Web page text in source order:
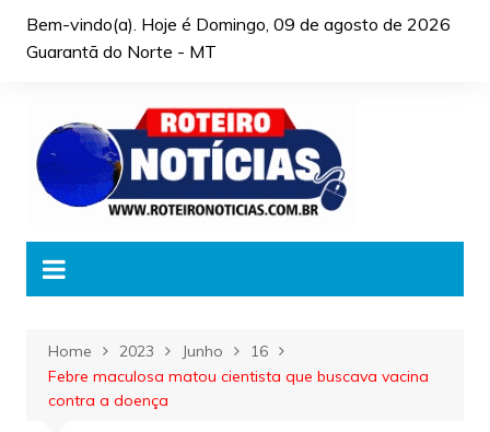
Bem-vindo(a). Hoje é Domingo, 09 de agosto de 2026
Guarantã do Norte - MT
Home 2023 Junho
16
Febre maculosa matou cientista que buscava vacina
contra a doença